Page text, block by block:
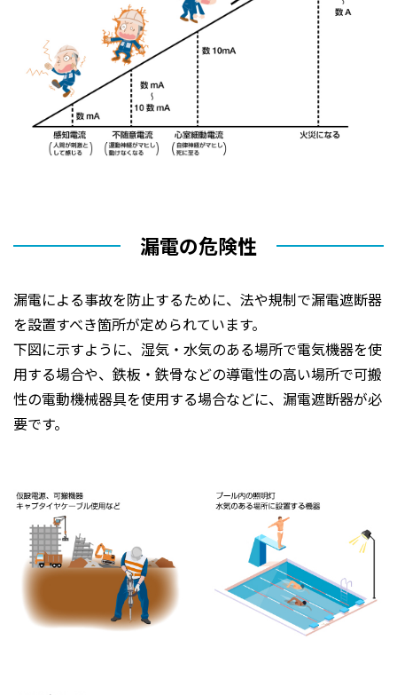
漏電の危険性
漏電による事故を防止するために、法や規制で漏電遮断器
を設置すべき箇所が定められています。
下図に示すように、湿気・水気のある場所で電気機器を使
用する場合や、鉄板・鉄骨などの導電性の高い場所で可搬
性の電動機械器具を使用する場合などに、漏電遮断器が必
要です。